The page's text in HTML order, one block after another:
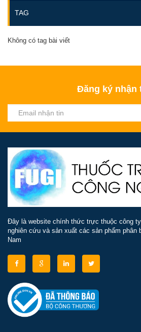
TAG
Không có tag bài viết
Đăng ký nhận
Đây là website chính thức trực thuộc công
nghiên cứu và sản xuất các sản phẩm phân
Nam